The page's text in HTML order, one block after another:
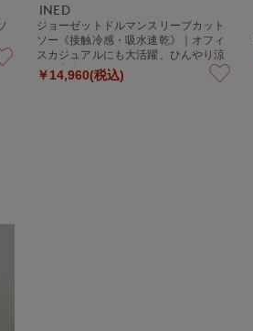
INED
ジョーゼットドルマンスリーブカット
ソー《接触冷感・吸水速乾》｜オフィ
スカジュアルにも大活躍、ひんやり涼
しい大人のイージーケアカットソー
￥14,960(税込)